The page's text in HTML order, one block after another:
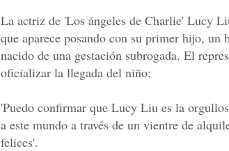
La actriz de 'Los ángeles de Charlie' Lucy
que aparece posando con su primer hijo,
nacido de una gestación subrogada. El
oficializar la llegada del niño:
'Puedo confirmar que Lucy Liu es la
a este mundo a través de un vientre de
felices'.